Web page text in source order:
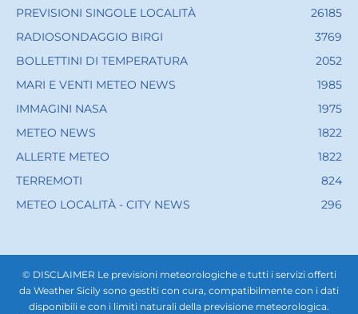
PREVISIONI SINGOLE LOCALITÀ
26185
RADIOSONDAGGIO BIRGI
3769
BOLLETTINI DI TEMPERATURA
2052
MARI E VENTI METEO NEWS
1985
IMMAGINI NASA
1975
METEO NEWS
1822
ALLERTE METEO
1822
TERREMOTI
824
METEO LOCALITÀ - CITY NEWS
296
© DISCLAIMER Le previsioni meteorologiche e tutti i servizi offerti
da Weather Sicily sono gestiti con cura, compatibilmente con i dati
disponibili e con i limiti naturali della previsione meteorologica.